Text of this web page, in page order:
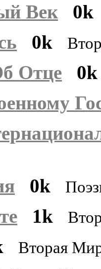
Век
0k
0k
Отце
0k
0k
1k
Вторая